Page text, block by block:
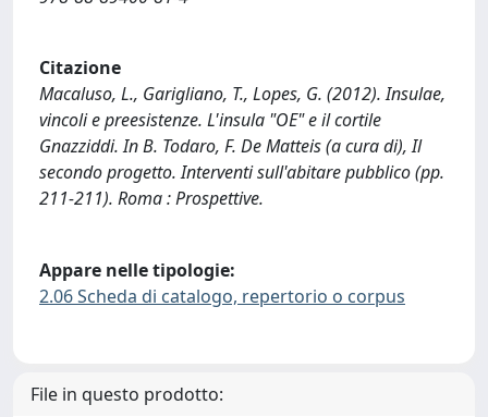
Citazione
Macaluso, L., Garigliano, T., Lopes, G. (2012). Insulae,
vincoli e preesistenze. L'insula "OE" e il cortile
Gnazziddi. In B. Todaro, F. De Matteis (a cura di), Il
secondo progetto. Interventi sull'abitare pubblico (pp.
211-211). Roma : Prospettive.
Appare nelle tipologie:
2.06 Scheda di catalogo, repertorio o corpus
File in questo prodotto: